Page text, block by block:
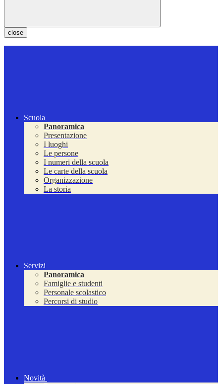
close
Scuola
Panoramica
Presentazione
I luoghi
Le persone
I numeri della scuola
Le carte della scuola
Organizzazione
La storia
Servizi
Panoramica
Famiglie e studenti
Personale scolastico
Percorsi di studio
Novità